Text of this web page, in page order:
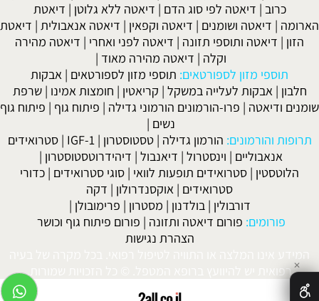
כרוב | דיאטה לפי סוג הדם | דיאטה ללא גלוטן | דיאטת
הארומה | דיאטה ושומנים | דיאטה וקפאין | דיאטה אנאבולית | דיאטת
הזון | דיאטה ותוספי תזונה | דיאטה לפני ואחרי | דיאטה מהירה
וקלה | דיאטה מהירה מאוד |
תוספי מזון לספורטאים: תוספי מזון לספורטאים | אבקות
חלבון | אבקות לעלייה במשקל | קריאטין | חומצות אמינו |שרפת
שומנים ודיאטה | פרו-הורמונים הורמוני גדילה | פיתוח גוף | פיתוח גוף
נשים |
תרופות והורמונים: הורמון גדילה |טסטוסטרון |
IGF-1
|סטרואידים
אנאבוליים | וינסטרול | דיאנבול | דיהידרוטסטוסטרון |
הלוטסטין | סטרואידים תופעות לוואי | סוגי סטרואידים | כדורי
סטרואידים | אוקסנדרולון | דקה
דורבולין | בולדנון | מסטרון | פרימובולן |
פורומים: פורום דיאטה ותזונה | פורום פיתוח גוף וכושר
הצהרת נגישות
המידע אינו המלצה או התוויה לטיפול רפואי. בכל מקרה של בעיה
רפואית יש להיוועץ ברופא המטפל. © כל הזכויות שמורות. ✕